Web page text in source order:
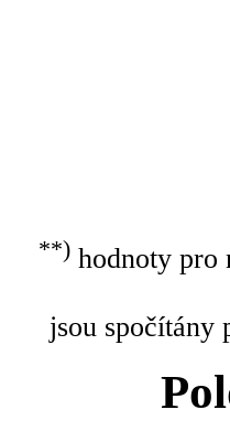
**)hodnoty pro
jsou spočítány